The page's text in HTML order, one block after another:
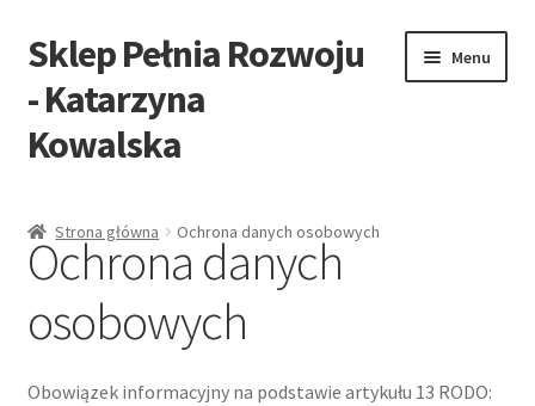
Przejdź
do
nawigacji
Przejdź
do
treści
Sklep Pełnia Rozwoju
- Katarzyna
Kowalska
Menu
Koszyk
Moje konto
Ochrona danych osobowych
Strona główna Ochrona danych osobowych
Ochrona danych
osobowych
Obowiązek informacyjny na podstawie artykułu 13 RODO: